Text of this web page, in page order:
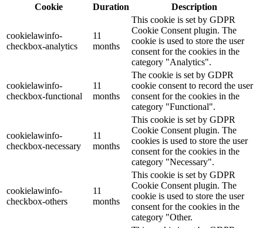
Cookie
Duration Description
cookielawinfo-
checkbox-analytics
11
months
This cookie is set by GDPR
Cookie Consent plugin. The
cookie is used to store the user
consent for the cookies in the
category "Analytics".
cookielawinfo-
checkbox-functional
11
months
The cookie is set by GDPR
cookie consent to record the user
consent for the cookies in the
category "Functional".
cookielawinfo-
checkbox-necessary
11
months
This cookie is set by GDPR
Cookie Consent plugin. The
cookies is used to store the user
consent for the cookies in the
category "Necessary".
cookielawinfo-
checkbox-others
11
months
This cookie is set by GDPR
Cookie Consent plugin. The
cookie is used to store the user
consent for the cookies in the
category "Other.